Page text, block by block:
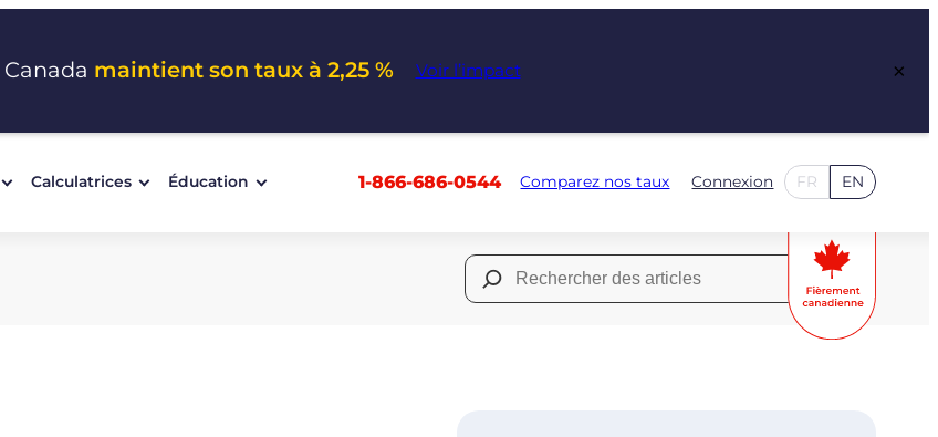
maintient son taux à 2,25 % Voir l’impact ×
Calculatrices Éducation 1-866-686-0544 Comparez nos taux Connexion FR EN
Rechercher :